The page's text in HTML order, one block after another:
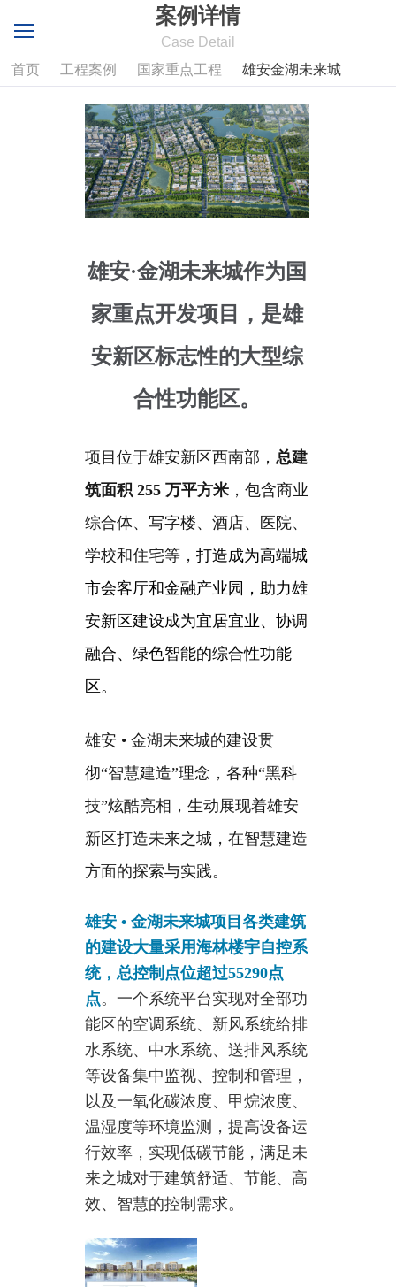
案例详情
Case Detail
首页
工程案例 国家重点工程 雄安金湖未来城
雄安·金湖未来城作为国
家重点开发项目，是雄
安新区标志性的大型综
合性功能区。
项目位于雄安新区西南部， 总建
筑面积 255 万平方米，包含商业
综合体、写字楼、酒店、医院、
学校和住宅等， 打造成为高端城
市会客厅和金融产业园，助力雄
安新区建设成为宜居宜业、协调
融合、绿色智能的综合性功能
区。
雄安 • 金湖未来城的建设贯
彻“智慧建造”理念，各种“黑科
技”炫酷亮相，生动展现着雄安
新区打造未来之城，在智慧建造
方面的探索与实践。
雄安 • 金湖未来城项目各类建筑
的建设大量采用海林楼宇自控系
统，总控制点位超过55290点
点。 一个系统平台实现对全部功
能区的空调系统、新风系统给排
水系统、中水系统、送排风系统
等设备集中监视、控制和管理，
以及一氧化碳浓度、甲烷浓度、
温湿度等环境监测，提高设备运
行效率，实现低碳节能，满足未
来之城对于建筑舒适、节能、高
效、智慧的控制需求。